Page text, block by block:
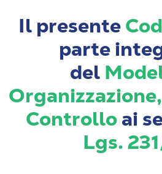
Il presente
parte
del
Organizzazione
Controlloai
Lgs.